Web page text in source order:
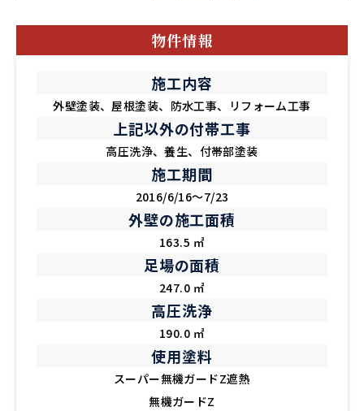
物件情報
施工内容
外壁塗装、屋根塗装、防水工事、リフォーム工事
上記以外の付帯工事
高圧洗浄、養生、付帯部塗装
施工期間
2016/6/16～7/23
外壁の施工面積
163.5 ㎡
足場の面積
247.0 ㎡
高圧洗浄
190.0 ㎡
使用塗料
スーパー無機ガードZ遮熱
無機ガードZ